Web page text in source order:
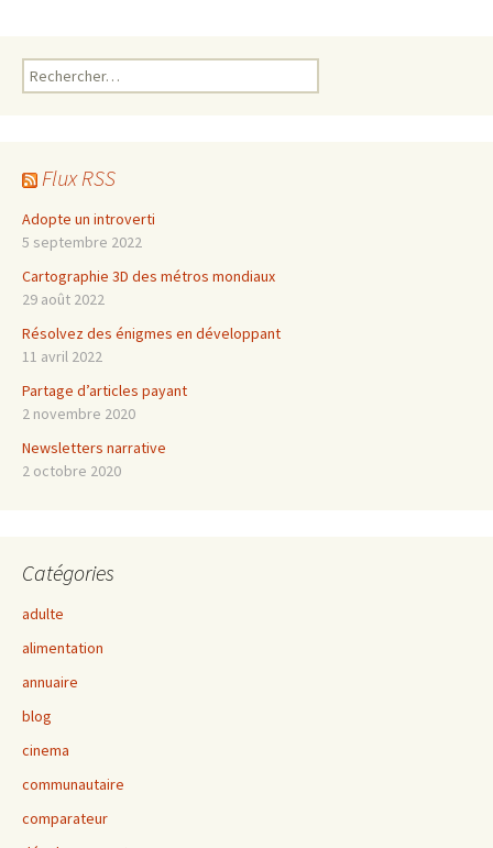
Rechercher :
Flux RSS
Adopte un introverti
5 septembre 2022
Cartographie 3D des métros mondiaux
29 août 2022
Résolvez des énigmes en développant
11 avril 2022
Partage d’articles payant
2 novembre 2020
Newsletters narrative
2 octobre 2020
Catégories
adulte
alimentation
annuaire
blog
cinema
communautaire
comparateur